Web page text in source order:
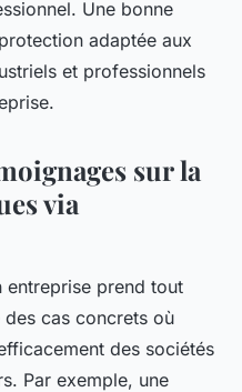
Une bonne
adaptée aux
et professionnels
sur la
via
entreprise prend tout
des cas concrets où
des sociétés
Par exemple, une